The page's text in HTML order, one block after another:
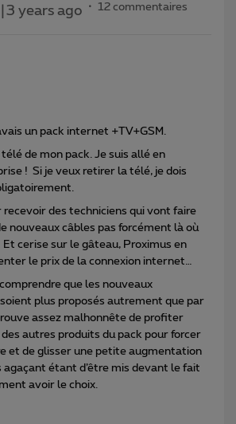
years ago 12 commentaires
un pack internet +TV+GSM.
de mon pack. Je suis allé en
! Si je veux retirer la télé, je dois
recevoir des techniciens qui vont faire
nouveaux câbles pas forcément là où
Et cerise sur le gâteau, Proximus en
le prix de la connexion internet…
que les nouveaux
plus proposés autrement que par
assez malhonnête de profiter
autres produits du pack pour forcer
et de glisser une petite augmentation
agaçant étant d’être mis devant le fait
avoir le choix.